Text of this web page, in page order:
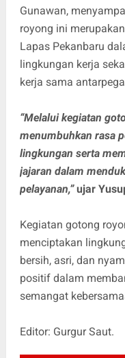
Gunawan,
royong ini
Lapas Pekanbaru
lingkungan kerja
kerja sama
“Melalui kegiatan
menumbuhkan rasa
lingkungan serta
jajaran dalam
pelayanan,” ujar
Kegiatan gotong
menciptakan
bersih, asri, dan
positif dalam
semangat
Editor: Gurgur Saut.